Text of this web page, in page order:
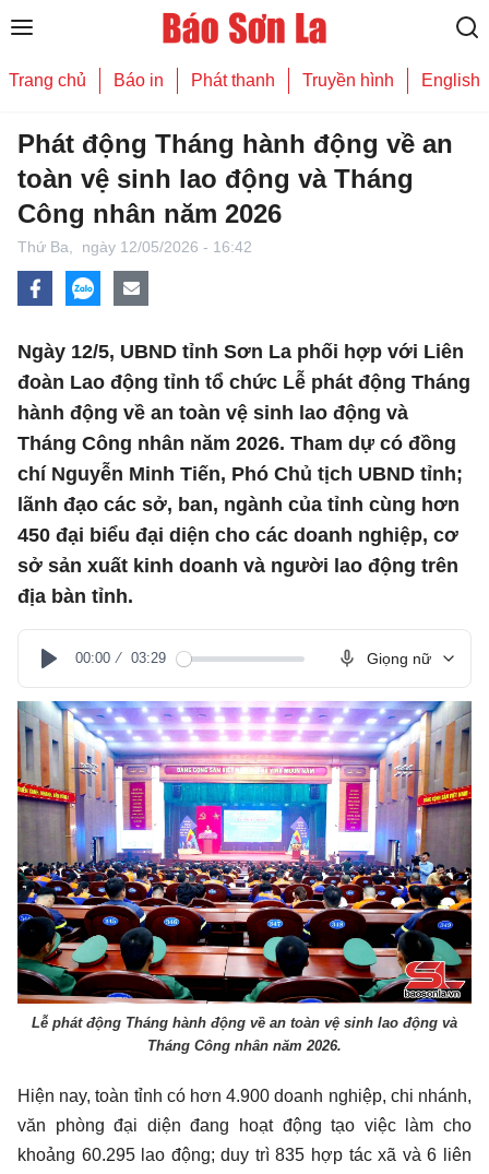
Trang chủ Báo in Phát thanh Truyền hình English
Phát động Tháng hành động về an
toàn vệ sinh lao động và Tháng
Công nhân năm 2026
Thứ Ba, ngày 12/05/2026 - 16:42
Ngày 12/5, UBND tỉnh Sơn La phối hợp với Liên
đoàn Lao động tỉnh tổ chức Lễ phát động Tháng
hành động về an toàn vệ sinh lao động và
Tháng Công nhân năm 2026. Tham dự có đồng
chí Nguyễn Minh Tiến, Phó Chủ tịch UBND tỉnh;
lãnh đạo các sở, ban, ngành của tỉnh cùng hơn
450 đại biểu đại diện cho các doanh nghiệp, cơ
sở sản xuất kinh doanh và người lao động trên
địa bàn tỉnh.
Play
00:00 03:29 Giọng nữ
Lễ phát động Tháng hành động về an toàn vệ sinh lao động và
Tháng Công nhân năm 2026.
Hiện nay, toàn tỉnh có hơn 4.900 doanh nghiệp, chi nhánh,
văn phòng đại diện đang hoạt động tạo việc làm cho
khoảng 60.295 lao động; duy trì 835 hợp tác xã và 6 liên